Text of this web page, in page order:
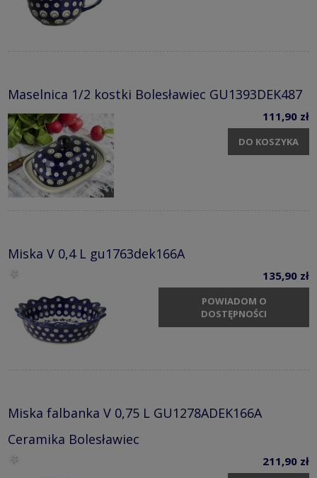
Maselnica 1/2 kostki Bolesławiec GU1393DEK487
111,90 zł
DO KOSZYKA
Miska V 0,4 L gu1763dek166A
135,90 zł
POWIADOM O
DOSTĘPNOŚCI
Miska falbanka V 0,75 L GU1278ADEK166A
Ceramika Bolesławiec
211,90 zł